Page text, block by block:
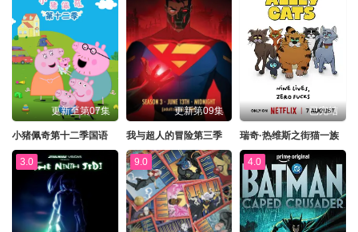
更新至第07集
小猪佩奇第十二季国语
更新第09集
我与超人的冒险第三季
已完结
瑞奇·热维斯之街猫一族
3.0 9.0 4.0